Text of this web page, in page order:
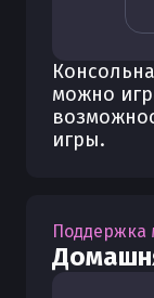
можно
игры.
Поддержка